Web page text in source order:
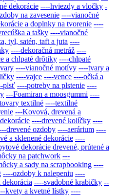
dekorácie ----hviezdy a vločky -
na zavesenie ----vianočné
a doplnky na tvorenie ----
a tašky ----vianočné
tyl, satén, taft a juta ----
----dekoračná metráž ----
a chlpaté drôtiky ----chlpaté
----vianočné motívy ----tvary a
----vajce ----vence ----očká a
plsť ----potreby na plstenie ----
---Foamiran a moosgummi ----
textilné ----textilné
---Kovová, drevená a
----drevené kolíčky ----
drevené ozdoby ----aerárium ----
a sklenené dekorácie ----
dekorácie drevené, prútené a
na patchwork ---
a sady na scrapbooking ----
----ozdoby k nalepeniu ----
dekorácia ----svadobné krabičky --
kvety a kvetné lístky ----